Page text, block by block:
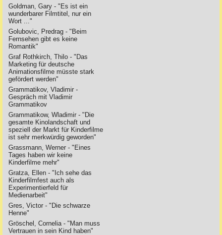
Goldman, Gary - "Es ist ein
wunderbarer Filmtitel, nur ein
Wort ..."
Golubovic, Predrag - "Beim
Fernsehen gibt es keine
Romantik"
Graf Rothkirch, Thilo - "Das
Marketing für deutsche
Animationsfilme müsste stark
gefördert werden"
Grammatikov, Vladimir -
Gespräch mit Vladimir
Grammatikov
Grammatikow, Wladimir - "Die
gesamte Kinolandschaft und
speziell der Markt für Kinderfilme
ist sehr merkwürdig geworden"
Grassmann, Werner - "Eines
Tages haben wir keine
Kinderfilme mehr"
Gratza, Ellen - "Ich sehe das
Kinderfilmfest auch als
Experimentierfeld für
Medienarbeit"
Gres, Victor - "Die schwarze
Henne"
Gröschel, Cornelia - "Man muss
Vertrauen in sein Kind haben"